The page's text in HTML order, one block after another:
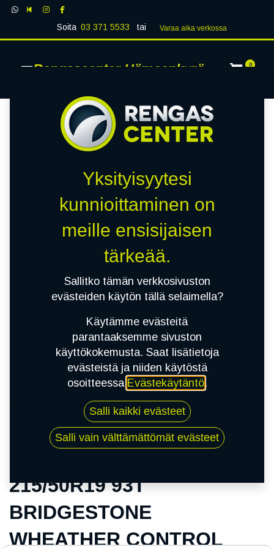
Soita 03 371 5533 tai Varaa aika verk​​​​ossa
Rengascenter Hämeenkyrö 0
215/50R19 93T BRIDGESTONE WHEATHER
CONTROL A005 B-SEAL (+)
215/50R19 93T
BRIDGESTONE
WHEATHER CONTROL
Yksityisyytesi
kunnioittaminen on
meille ensisijaisen
tärkeää.
Sallitko tämän verkkosivuston
evästeiden käytön tällä selaimella?
Käytämme evästeitä
parantaaksemme sivuston
käyttökokemusta. Saat lisätietoja
evästeistä ja niiden käytöstä
osoitteessa Evästekäytäntö.
Salli kaikki evästeet
Salli vain välttämättömät evästeet